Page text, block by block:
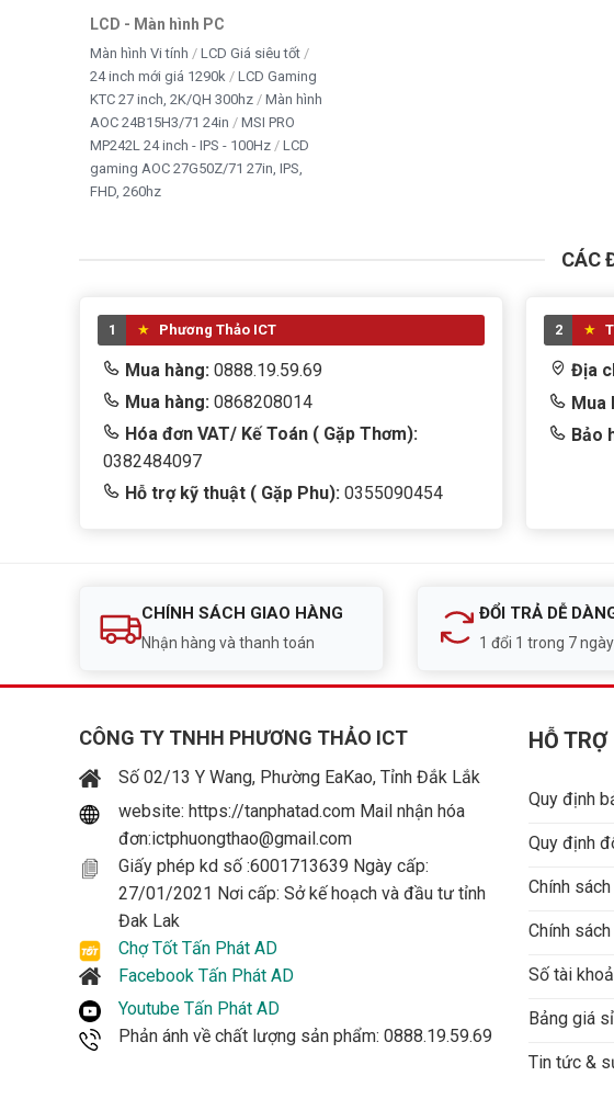
LCD - Màn hình PC
Màn hình Vi tính
LCD Giá siêu tốt
24 inch mới giá 1290k
LCD Gaming
KTC 27 inch, 2K/QH 300hz
Màn hình
AOC 24B15H3/71 24in
MSI PRO
MP242L 24 inch - IPS - 100Hz
LCD
gaming AOC 27G50Z/71 27in, IPS,
FHD, 260hz
CÁC
1 Phương Thảo ICT
Mua hàng: 0888.19.59.69
Mua hàng: 0868208014
Hóa đơn VAT/ Kế Toán ( Gặp Thơm):
0382484097
Hỗ trợ kỹ thuật ( Gặp Phu): 0355090454
2
Địa
Mua
Bảo
CHÍNH SÁCH GIAO HÀNG
Nhận hàng và thanh toán
ĐỔI TRẢ DỄ
1 đổi 1 trong 7 ngày
CÔNG TY TNHH PHƯƠNG THẢO ICT
Số 02/13 Y Wang, Phường EaKao, Tỉnh Đắk Lắk
website: https://tanphatad.com Mail nhận hóa
đơn:ictphuongthao@gmail.com
Giấy phép kd số :6001713639 Ngày cấp:
27/01/2021 Nơi cấp: Sở kế hoạch và đầu tư tỉnh
Đak Lak
Chợ Tốt Tấn Phát AD
Facebook Tấn Phát AD
Youtube Tấn Phát AD
Phản ánh về chất lượng sản phẩm: 0888.19.59.69
HỖ TRỢ
Quy định
Quy định
Chính
Chính
Số tài
Bảng giá
Tin tức &